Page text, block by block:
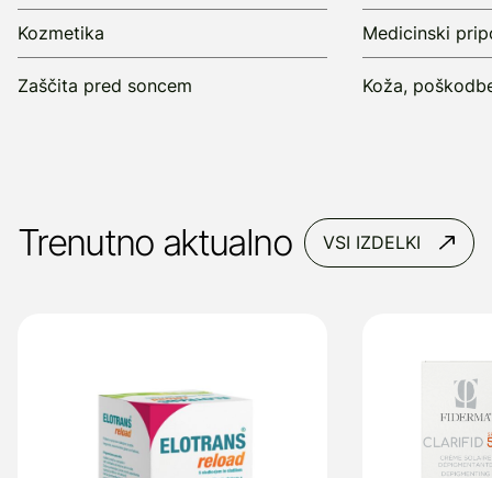
Kozmetika
Zaščita pred soncem
Medicinski
Koža,
Trenutno aktualno VSI IZDELKI